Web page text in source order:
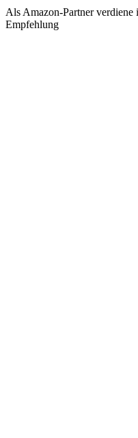
Als Amazon-Partner
Empfehlung